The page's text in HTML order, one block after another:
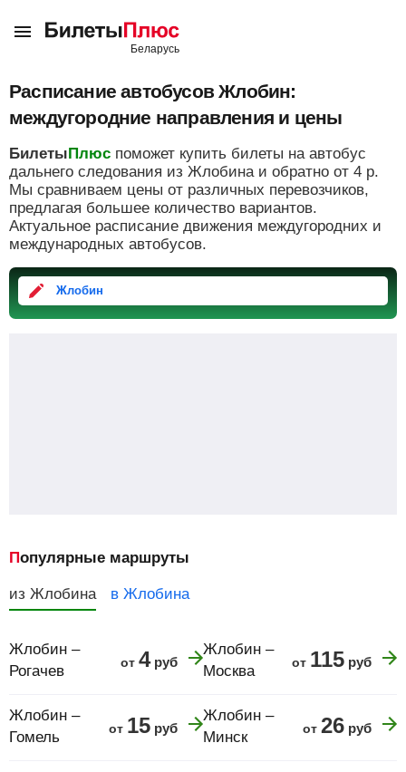
Расписание автобусов Жлобин:
междугородние направления и цены
БилетыПлюс поможет купить билеты на автобус
дальнего следования из Жлобина и обратно от 4 р.
Мы сравниваем цены от различных перевозчиков,
предлагая большее количество вариантов.
Актуальное расписание движения междугородних и
международных автобусов.
Жлобин
Популярные маршруты
из Жлобина в Жлобина
Жлобин –
Рогачев
от 4 руб
Жлобин –
Москва
от 115 руб
Жлобин –
Гомель
от 15 руб
Жлобин –
Минск
от 26 руб